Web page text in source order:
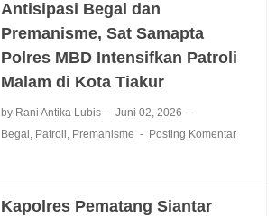
Antisipasi Begal dan
Premanisme, Sat Samapta
Polres MBD Intensifkan Patroli
Malam di Kota Tiakur
by Rani Antika Lubis
Juni 02, 2026
Begal Patroli Premanisme Posting Komentar
Kapolres Pematang Siantar